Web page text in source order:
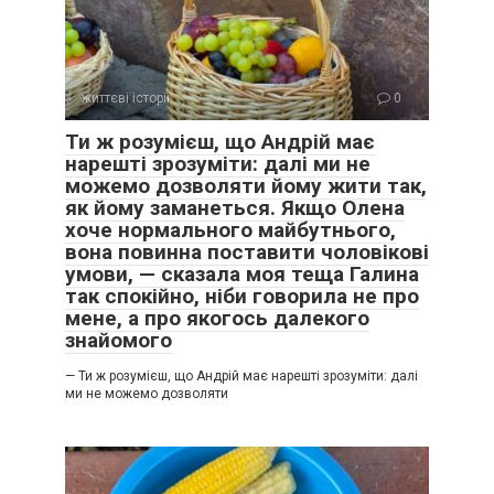
життєві історії 0
Ти ж розумієш, що Андрій має
нарешті зрозуміти: далі ми не
можемо дозволяти йому жити так,
як йому заманеться. Якщо Олена
хоче нормального майбутнього,
вона повинна поставити чоловікові
умови, — сказала моя теща Галина
так спокійно, ніби говорила не про
мене, а про якогось далекого
знайомого
— Ти ж розумієш, що Андрій має нарешті зрозуміти: далі
ми не можемо дозволяти